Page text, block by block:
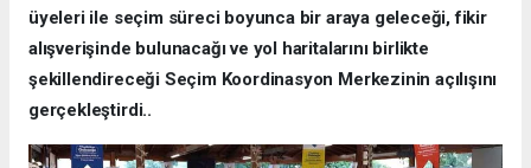
üyeleri ile seçim süreci boyunca bir araya geleceği, fikir
alışverişinde bulunacağı ve yol haritalarını birlikte
şekillendireceği Seçim Koordinasyon Merkezinin açılışını
gerçekleştirdi..